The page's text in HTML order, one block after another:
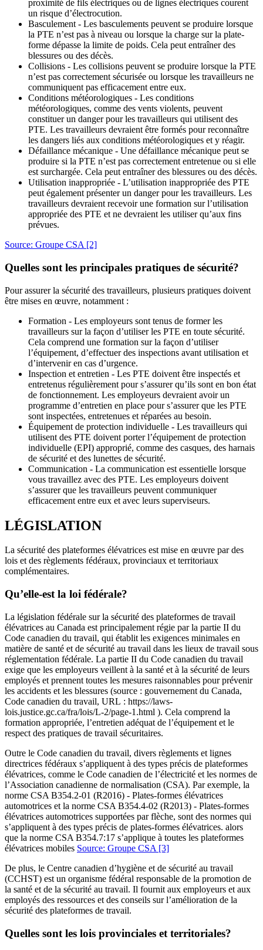
proximité de fils électriques ou de lignes électriques courent
un risque d’électrocution.
Basculement - Les basculements peuvent se produire lorsque
la PTE n’est pas à niveau ou lorsque la charge sur la plate-
forme dépasse la limite de poids. Cela peut entraîner des
blessures ou des décès.
Collisions - Les collisions peuvent se produire lorsque la PTE
n’est pas correctement sécurisée ou lorsque les travailleurs ne
communiquent pas efficacement entre eux.
Conditions météorologiques - Les conditions
météorologiques, comme des vents violents, peuvent
constituer un danger pour les travailleurs qui utilisent des
PTE. Les travailleurs devraient être formés pour reconnaître
les dangers liés aux conditions météorologiques et y réagir.
Défaillance mécanique - Une défaillance mécanique peut se
produire si la PTE n’est pas correctement entretenue ou si elle
est surchargée. Cela peut entraîner des blessures ou des décès.
Utilisation inappropriée - L’utilisation inappropriée des PTE
peut également présenter un danger pour les travailleurs. Les
travailleurs devraient recevoir une formation sur l’utilisation
appropriée des PTE et ne devraient les utiliser qu’aux fins
prévues.
Source: Groupe CSA [2]
Quelles sont les principales pratiques de sécurité?
Pour assurer la sécurité des travailleurs, plusieurs pratiques doivent
être mises en œuvre, notamment :
Formation - Les employeurs sont tenus de former les
travailleurs sur la façon d’utiliser les PTE en toute sécurité.
Cela comprend une formation sur la façon d’utiliser
l’équipement, d’effectuer des inspections avant utilisation et
d’intervenir en cas d’urgence.
Inspection et entretien - Les PTE doivent être inspectés et
entretenus régulièrement pour s’assurer qu’ils sont en bon état
de fonctionnement. Les employeurs devraient avoir un
programme d’entretien en place pour s’assurer que les PTE
sont inspectées, entretenues et réparées au besoin.
Équipement de protection individuelle - Les travailleurs qui
utilisent des PTE doivent porter l’équipement de protection
individuelle (EPI) approprié, comme des casques, des harnais
de sécurité et des lunettes de sécurité.
Communication - La communication est essentielle lorsque
vous travaillez avec des PTE. Les employeurs doivent
s’assurer que les travailleurs peuvent communiquer
efficacement entre eux et avec leurs superviseurs.
LÉGISLATION
La sécurité des plateformes élévatrices est mise en œuvre par des
lois et des règlements fédéraux, provinciaux et territoriaux
complémentaires.
Qu’elle-est la loi fédérale?
La législation fédérale sur la sécurité des plateformes de travail
élévatrices au Canada est principalement régie par la partie II du
Code canadien du travail, qui établit les exigences minimales en
matière de santé et de sécurité au travail dans les lieux de travail sous
réglementation fédérale. La partie II du Code canadien du travail
exige que les employeurs veillent à la santé et à la sécurité de leurs
employés et prennent toutes les mesures raisonnables pour prévenir
les accidents et les blessures (source : gouvernement du Canada,
Code canadien du travail, URL : https://laws-
lois.justice.gc.ca/fra/lois/L-2/page-1.html ). Cela comprend la
formation appropriée, l’entretien adéquat de l’équipement et le
respect des pratiques de travail sécuritaires.
Outre le Code canadien du travail, divers règlements et lignes
directrices fédéraux s’appliquent à des types précis de plateformes
élévatrices, comme le Code canadien de l’électricité et les normes de
l’Association canadienne de normalisation (CSA). Par exemple, la
norme CSA B354.2-01 (R2016) - Plates-formes élévatrices
automotrices et la norme CSA B354.4-02 (R2013) - Plates-formes
élévatrices automotrices supportées par flèche, sont des normes qui
s’appliquent à des types précis de plates-formes élévatrices. alors
que la norme CSA B354.7:17 s’applique à toutes les plateformes
élévatrices mobiles Source: Groupe CSA [3]
De plus, le Centre canadien d’hygiène et de sécurité au travail
(CCHST) est un organisme fédéral responsable de la promotion de
la santé et de la sécurité au travail. Il fournit aux employeurs et aux
employés des ressources et des conseils sur l’amélioration de la
sécurité des plateformes de travail.
Quelles sont les lois provinciales et territoriales?